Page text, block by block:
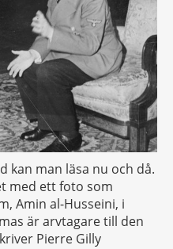
kan man läsa nu och då.
med ett foto som
Amin al-Husseini, i
är arvtagare till den
Pierre Gilly